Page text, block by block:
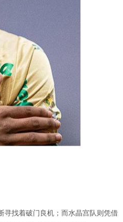
寻找着破门良机；而水晶宫队则凭借